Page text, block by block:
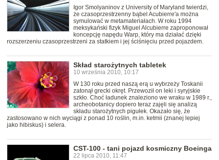
Igor Smolyaninov z University of Maryland twierdzi,
że czasoprzestrzenny bąbel Acubierre'a można
symulować w metamateriałach. W roku 1994
meksykański fizyk Miguel Alcubierre zaproponował
koncepcję napędu Warp, który ma działać dzięki
rozszerzeniu czasoprzestrzeni za statkiem i jej ściśnięciu przed pojazdem.
Skład starożytnych tabletek
10 września 2010, 10:17
W 130 roku przed naszą erą u wybrzeży Toskanii
zatonął grecki okręt. Przewoził on leki i syryjskie
szkło. Choć ładunek znaleziono we wraku w 1989 r.,
archeobotanicy dopiero teraz zajęli się analizą
składu starożytnych pigułek. Okazało się, że
zastosowano w nich wyciągi z ponad 10 roślin, m.in. ketmii (znanej lepiej
jako hibiskus) i selera.
CST-100 - tani pojazd kosmiczny Boeinga
22 lipca 2010, 11:47